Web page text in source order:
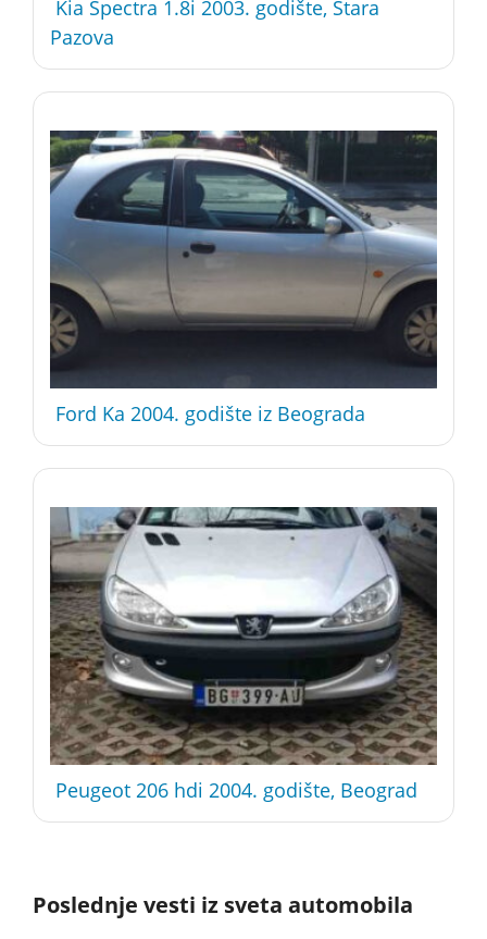
Kia Spectra 1.8i 2003. godište, Stara
Pazova
Ford Ka 2004. godište iz Beograda
Peugeot 206 hdi 2004. godište, Beograd
Poslednje vesti iz sveta automobila